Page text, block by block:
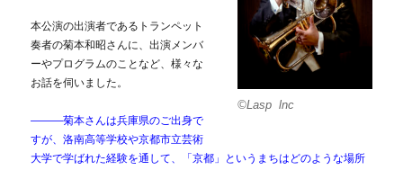
©Lasp lnc
本公演の出演者であるトランペット
奏者の菊本和昭さんに、出演メンバ
ーやプログラムのことなど、様々な
お話を伺いました。
―――菊本さんは兵庫県のご出身で
すが、洛南高等学校や京都市立芸術
大学で学ばれた経験を通して、「京都」というまちはどのような場所